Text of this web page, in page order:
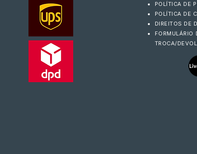
POLÍTICA DE
POLÍTICA DE
DIREITOS DE
FORMULÁRIO
TROCA/